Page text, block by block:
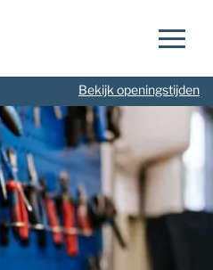
Bekijk openingstijden